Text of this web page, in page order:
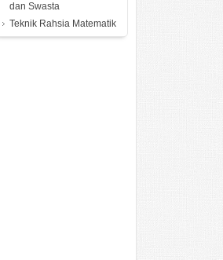
dan Swasta
Teknik Rahsia Matematik